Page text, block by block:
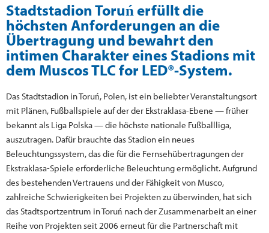
Stadtstadion Toruń erfüllt die
höchsten Anforderungen an die
Übertragung und bewahrt den
intimen Charakter eines Stadions mit
dem Muscos TLC for LED®-System.
Das Stadtstadion in Toruń, Polen, ist ein beliebter Veranstaltungsort
mit Plänen, Fußballspiele auf der der Ekstraklasa-Ebene — früher
bekannt als Liga Polska — die höchste nationale Fußballliga,
auszutragen. Dafür brauchte das Stadion ein neues
Beleuchtungssystem, das die für die Fernsehübertragungen der
Ekstraklasa-Spiele erforderliche Beleuchtung ermöglicht. Aufgrund
des bestehenden Vertrauens und der Fähigkeit von Musco,
zahlreiche Schwierigkeiten bei Projekten zu überwinden, hat sich
das Stadtsportzentrum in Toruń nach der Zusammenarbeit an einer
Reihe von Projekten seit 2006 erneut für die Partnerschaft mit